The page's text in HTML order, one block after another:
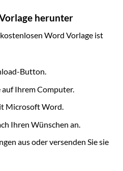
herunter
Word Vorlage ist
Button.
auf Ihrem Computer.
Microsoft Word.
Ihren Wünschen an.
aus oder versenden Sie sie